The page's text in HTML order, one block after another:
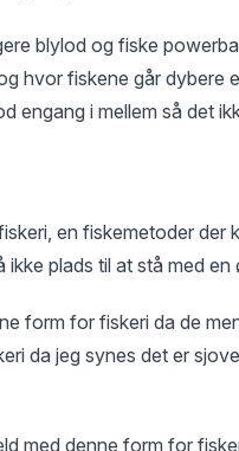
blylod og fiske
hvor fiskene går dybere
engang i mellem så det
en fiskemetoder
ikke plads til at stå med
form for fiskeri da de
da jeg synes det er
med denne form for